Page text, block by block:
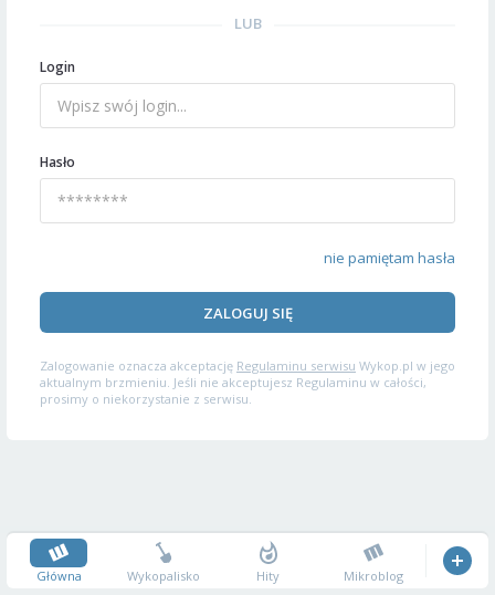
LUB
Login
Hasło
nie pamiętam hasła
ZALOGUJ SIĘ
Zalogowanie oznacza akceptację Regulaminu serwisu Wykop.pl w jego
aktualnym brzmieniu. Jeśli nie akceptujesz Regulaminu w całości,
prosimy o niekorzystanie z serwisu.
Główna Wykopalisko Hity Mikroblog